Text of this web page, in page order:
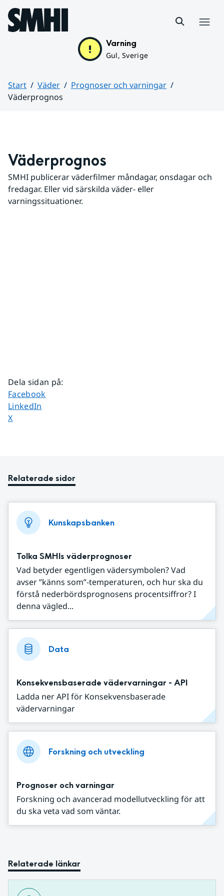
Hoppa till sidans innehåll
Varning
Gul, Sverige
Start Väder
Prognoser och varningar
Väderprognos
Väderprognos
SMHI publicerar väderfilmer måndagar, onsdagar och
fredagar. Eller vid särskilda väder- eller
varningssituationer.
Dela sidan på:
Dela sidan på
Facebook
Dela sidan på
LinkedIn
Dela sidan på
X
Relaterade sidor
Kunskapsbanken
Tolka SMHIs väderprognoser
Vad betyder egentligen vädersymbolen? Vad
avser ”känns som”-temperaturen, och hur ska du
förstå nederbördsprognosens procentsiffror? I
denna vägled...
Data
Konsekvensbaserade vädervarningar - API
Ladda ner API för Konsekvensbaserade
vädervarningar
Forskning och utveckling
Prognoser och varningar
Forskning och avancerad modellutveckling för att
du ska veta vad som väntar.
Relaterade länkar